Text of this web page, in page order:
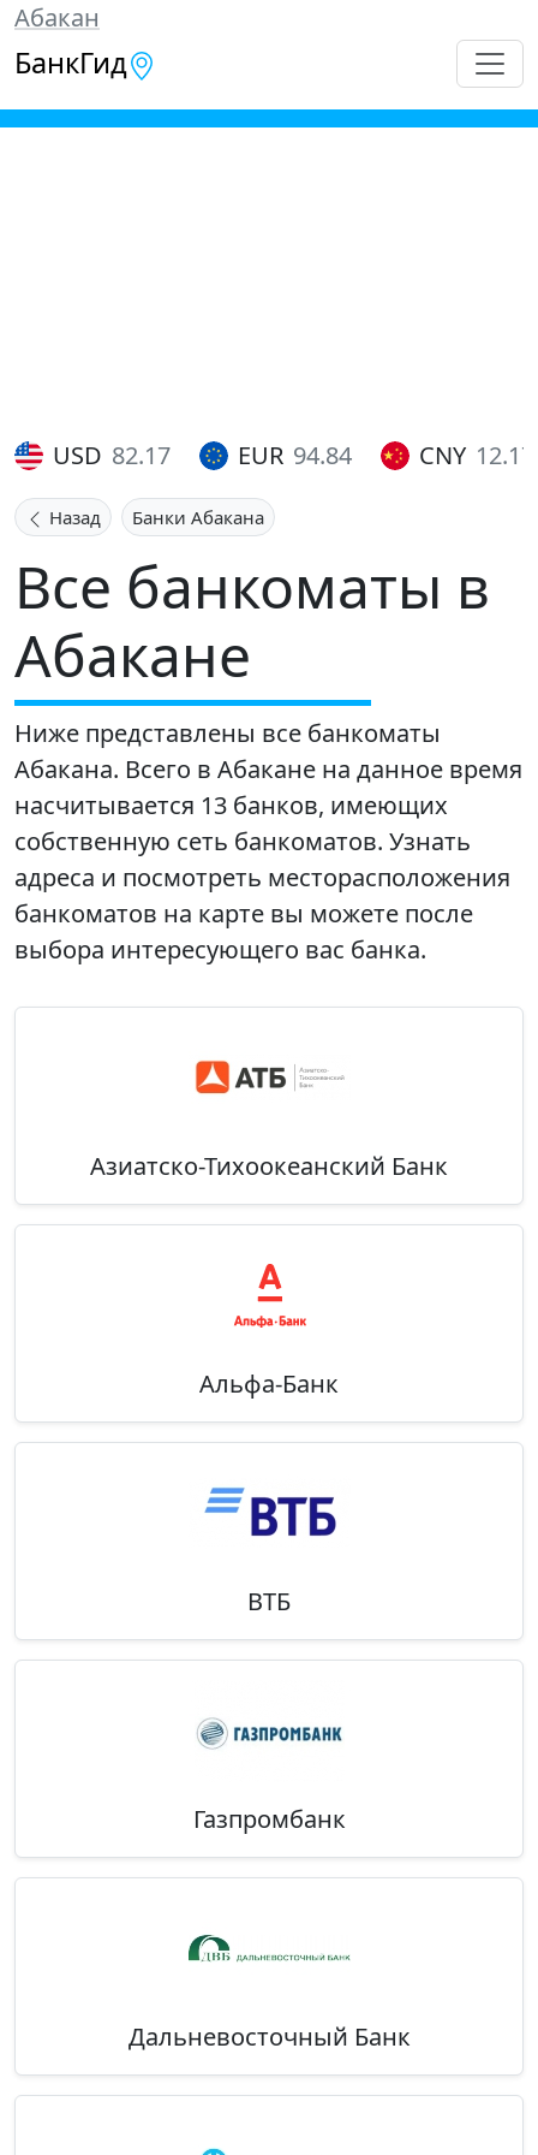
Абакан
БанкГид
USD 82.17 EUR 94.84 CNY 12.17
Назад Банки Абакана
Все банкоматы в
Абакане
Ниже представлены все банкоматы
Абакана. Всего в Абакане на данное время
насчитывается 13 банков, имеющих
собственную сеть банкоматов. Узнать
адреса и посмотреть месторасположения
банкоматов на карте вы можете после
выбора интересующего вас банка.
Азиатско-Тихоокеанский Банк
Альфа-Банк
ВТБ
Газпромбанк
Дальневосточный Банк